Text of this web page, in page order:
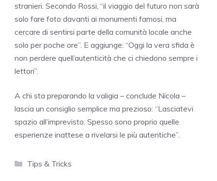
stranieri. Secondo Rossi, “il viaggio del futuro non sarà
solo fare foto davanti ai monumenti famosi, ma
cercare di sentirsi parte della comunità locale anche
solo per poche ore”. E aggiunge: “Oggi la vera sfida è
non perdere quell’autenticità che ci chiedono sempre i
lettori”.
A chi sta preparando la valigia – conclude Nicola –
lascia un consiglio semplice ma prezioso: “Lasciatevi
spazio all’imprevisto. Spesso sono proprio quelle
esperienze inattese a rivelarsi le più autentiche”.
Categorie
Tips & Tricks